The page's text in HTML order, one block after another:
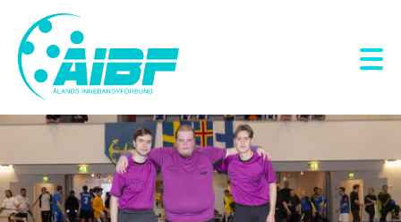
huvudinnehåll